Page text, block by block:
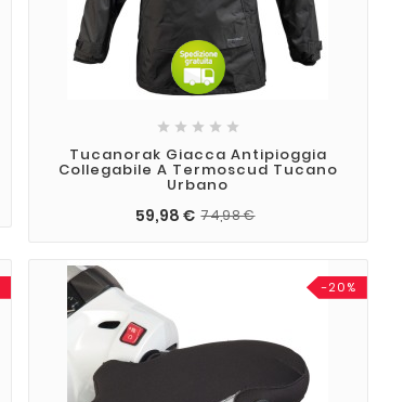
    
Tucanorak Giacca Antipioggia
Collegabile A Termoscud Tucano
Urbano
59,98 € 74,98 €
-20%